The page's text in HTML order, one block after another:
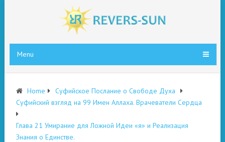
Menu
Home
Суфийское Послание о Свободе Духа
Суфийский взгляд на 99 Имен Аллаха. Врачеватели Сердца
Глава 21 Умирание для Ложной Идеи «я» и Реализация
Знания о Единстве.